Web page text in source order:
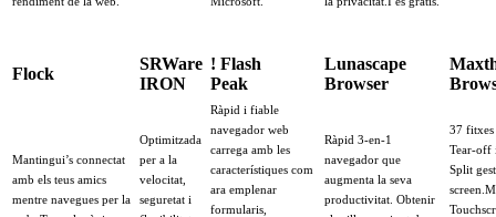
Flock
SRWare
IRON
! Flash
Peak
Lunascape
Browser
Mantingui’s connectat
amb els teus amics
mentre navegues per la
Optimitzada
per a la
velocitat,
seguretat i
Ràpid i fiable
navegador web
carrega amb les
característiques com
ara emplenar
formularis,
Ràpid 3-en-1
navegador que
augmenta la seva
productivitat. Obtenir
37 fitxes
Tear-off
Split